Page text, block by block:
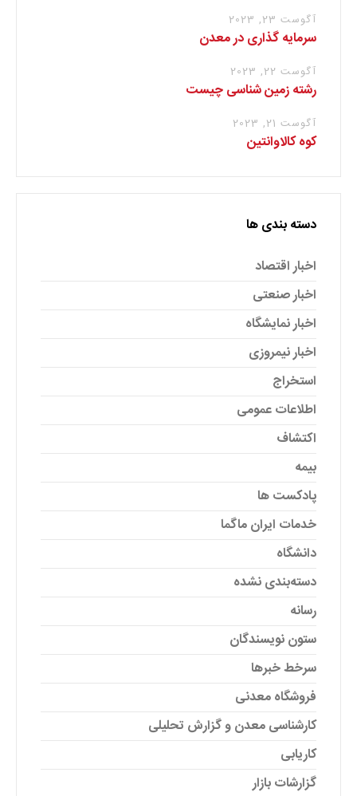
آگوست 23, 2023
سرمایه گذاری در معدن
آگوست 22, 2023
رشته زمین شناسی چیست
آگوست 21, 2023
کوه کالاوانتین
دسته بندی ها
اخبار اقتصاد
اخبار صنعتی
اخبار نمایشگاه
اخبار نیمروزی
استخراج
اطلاعات عمومی
اکتشاف
بیمه
پادکست ها
خدمات ایران ماگما
دانشگاه
دسته‌بندی نشده
رسانه
ستون نویسندگان
سرخط خبرها
فروشگاه معدنی
کارشناسی معدن و گزارش تحلیلی
کاریابی
گزارشات بازار